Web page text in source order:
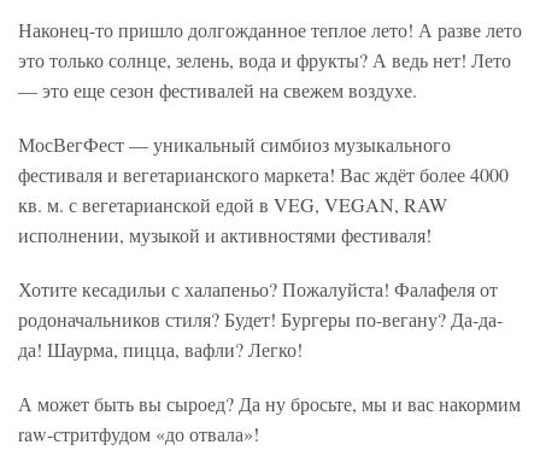
Наконец-то пришло долгожданное теплое лето! А разве лето
это только солнце, зелень, вода и фрукты? А ведь нет! Лето
— это еще сезон фестивалей на свежем воздухе.
МосВегФест — уникальный симбиоз музыкального
фестиваля и вегетарианского маркета! Вас ждёт более 4000
кв. м. с вегетарианской едой в VEG, VEGAN, RAW
исполнении, музыкой и активностями фестиваля!
Хотите кесадильи с халапеньо? Пожалуйста! Фалафеля от
родоначальников стиля? Будет! Бургеры по-вегану? Да-да-
да! Шаурма, пицца, вафли? Легко!
А может быть вы сыроед? Да ну бросьте, мы и вас накормим
raw-стритфудом «до отвала»!